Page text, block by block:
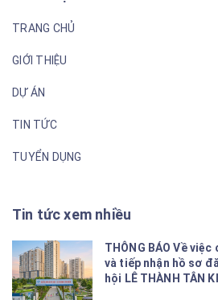
TRANG CHỦ
GIỚI THIỆU
DỰ ÁN
TIN TỨC
TUYỂN DỤNG
Tin tức xem nhiều
THÔNG BÁO Về
và tiếp nhận hồ sơ
hội LÊ THÀNH TÂN